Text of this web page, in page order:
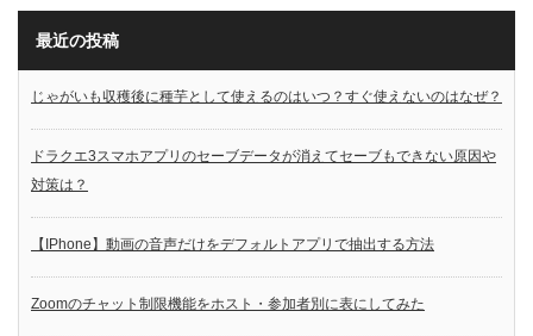
最近の投稿
じゃがいも収穫後に種芋として使えるのはいつ？すぐ使えないのはなぜ？
ドラクエ3スマホアプリのセーブデータが消えてセーブもできない原因や
対策は？
【IPhone】動画の音声だけをデフォルトアプリで抽出する方法
Zoomのチャット制限機能をホスト・参加者別に表にしてみた